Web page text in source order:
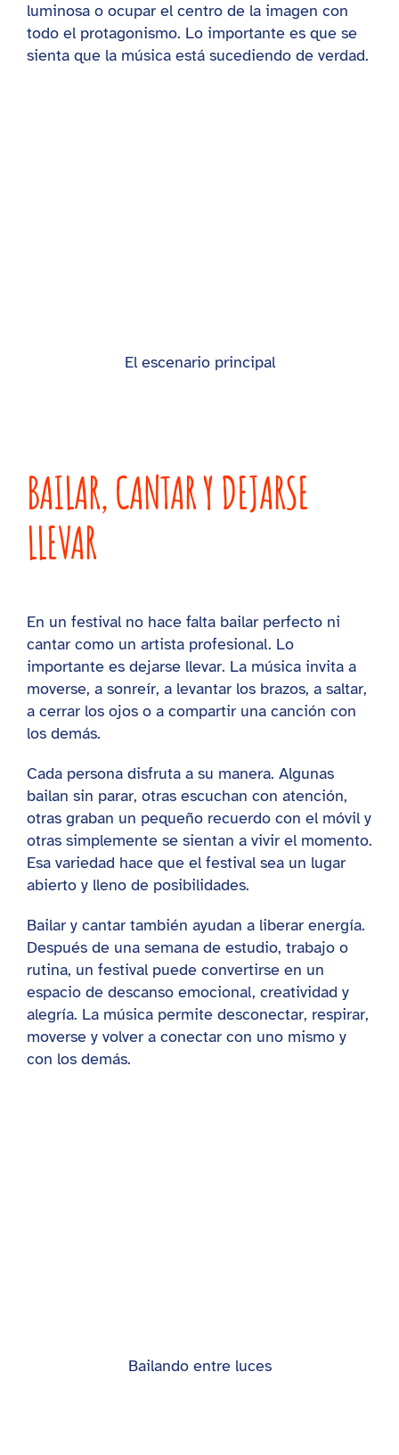
luminosa o ocupar el centro de la imagen con
todo el protagonismo. Lo importante es que se
sienta que la música está sucediendo de verdad.
El escenario principal
BAILAR, CANTAR Y DEJARSE
LLEVAR
En un festival no hace falta bailar perfecto ni
cantar como un artista profesional. Lo
importante es dejarse llevar. La música invita a
moverse, a sonreír, a levantar los brazos, a saltar,
a cerrar los ojos o a compartir una canción con
los demás.
Cada persona disfruta a su manera. Algunas
bailan sin parar, otras escuchan con atención,
otras graban un pequeño recuerdo con el móvil y
otras simplemente se sientan a vivir el momento.
Esa variedad hace que el festival sea un lugar
abierto y lleno de posibilidades.
Bailar y cantar también ayudan a liberar energía.
Después de una semana de estudio, trabajo o
rutina, un festival puede convertirse en un
espacio de descanso emocional, creatividad y
alegría. La música permite desconectar, respirar,
moverse y volver a conectar con uno mismo y
con los demás.
Bailando entre luces